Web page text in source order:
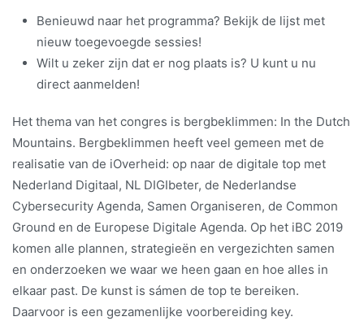
Benieuwd naar het programma? Bekijk de lijst met
nieuw toegevoegde sessies!
Wilt u zeker zijn dat er nog plaats is? U kunt u nu
direct aanmelden!
Het thema van het congres is bergbeklimmen: In the Dutch
Mountains. Bergbeklimmen heeft veel gemeen met de
realisatie van de iOverheid: op naar de digitale top met
Nederland Digitaal, NL DIGIbeter, de Nederlandse
Cybersecurity Agenda, Samen Organiseren, de Common
Ground en de Europese Digitale Agenda. Op het iBC 2019
komen alle plannen, strategieën en vergezichten samen
en onderzoeken we waar we heen gaan en hoe alles in
elkaar past. De kunst is sámen de top te bereiken.
Daarvoor is een gezamenlijke voorbereiding key.